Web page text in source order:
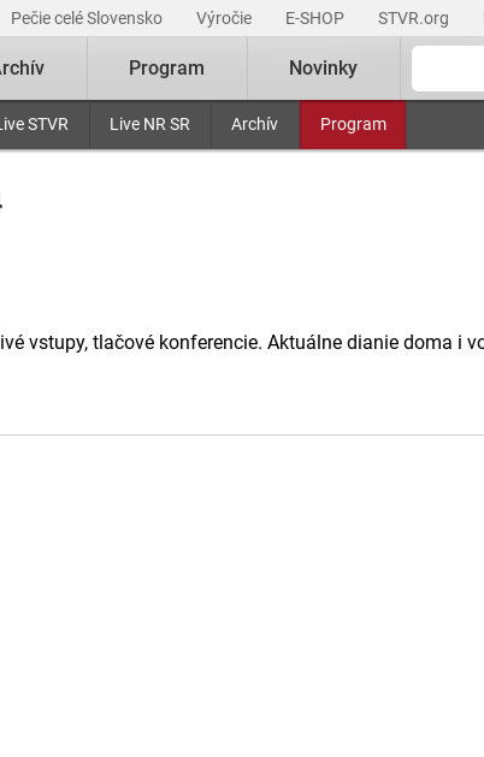
Pečie celé Slovensko Výročie E-SHOP STVR.org
STVR Live NR SR Archív Program
Program Novinky
vstupy, tlačové konferencie. Aktuálne dianie doma i